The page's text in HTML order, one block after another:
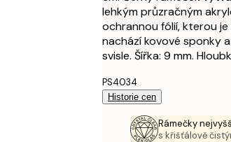
lehkým průzračným
ochrannou fólií, kterou
nachází kovové sponky
svisle. Šířka: 9 mm.
PS4034
Historie cen
Rámečky
s křišťálově